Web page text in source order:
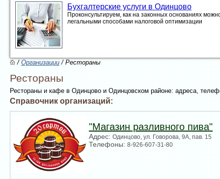
Бухгалтерские услуги в Одинцово
Проконсультируем, как на законных основаниях
легальными способами налоговой оптимизации
/Организации/ Рестораны
Рестораны
Рестораны и кафе в Одинцово и Одинцовском районе: адреса,
Справочник организаций:
"Магазин разливного пива"
Адрес:Одинцово, ул. Говорова, 9А, пав. 15
Телефоны:8-926-607-31-80